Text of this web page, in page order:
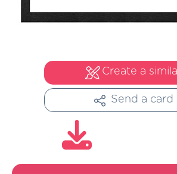
Create a
Send a card